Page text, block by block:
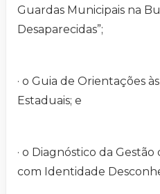
Guardas Municipais na
Desaparecidas”;
· o Guia de Orientações
Estaduais; e
· o Diagnóstico da Gestão
com Identidade